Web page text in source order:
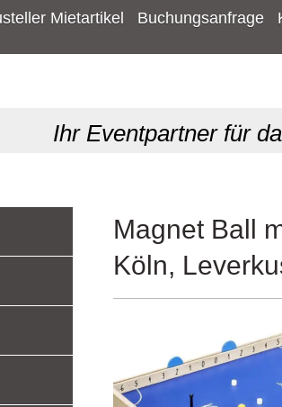
Mietartikel Buchungsanfrage
Ihr Eventpartner für
Magnet Ball
Köln,